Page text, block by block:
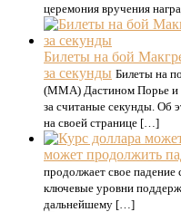
церемония вручения
Билеты на бой
за секунды Билеты на
(ММА) Дастином Порье и
за считаные секунды. Об
на своей странице […]
может продолжить
продолжает свое
ключевые уровни
дальнейшему […]